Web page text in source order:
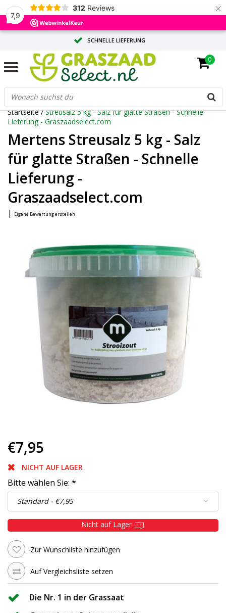
7,9
312 Reviews ×
SCHNELLE LIEFERUNG
MASSGESCHNEIDERTE BERATUNG DURCH UNSERE EXPERTEN
GROSSE MENGE? ANGEBOT ANFORDERN
0
Startseite/Streusalz 5 kg - Salz für glatte Straßen - Schnelle
Lieferung - Graszaadselect.com
Mertens Streusalz 5 kg - Salz
für glatte Straßen - Schnelle
Lieferung -
Graszaadselect.com
| Eigene Bewertung erstellen
€7,95
NICHT AUF LAGER
Bitte wählen Sie: *
Nicht auf Lager
Zur Wunschliste hinzufügen
Auf Vergleichsliste setzen
Die Nr. 1 in der Grassaat